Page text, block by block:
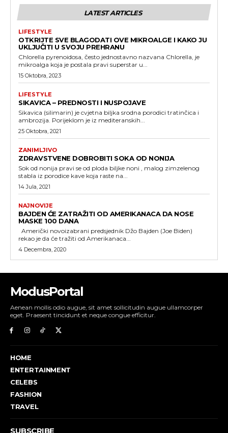
LATEST ARTICLES
LIFESTYLE
OTKRIJTE SVE BLAGODATI OVE MIKROALGE I KAKO JU
UKLJUČITI U SVOJU PREHRANU
Chlorella pyrenoidosa, često jednostavno nazvana Chlorella, je
mikroalga koja je postala pravi superstar u...
15 Oktobra, 2023
LIFESTYLE
SIKAVICA – PREDNOSTI I NUSPOJAVE
Sikavica (silimarin) je cvjetna biljka srodna porodici tratinčica i
ambrozija. Porijeklom je iz mediteranskih...
25 Oktobra, 2021
ZANIMLJIVO
ZDRAVSTVENE DOBROBITI SOKA OD NONIJA
Sok od nonija pravi se od ploda biljke noni , malog zimzelenog
stabla iz porodice kave koja raste na...
14 Jula, 2021
NAJNOVIJE
BAJDEN ĆE ZATRAŽITI OD AMERIKANACA DA NOSE
MASKE 100 DANA
rekao je da će tražiti od Amerikanaca...
4 Decembra, 2020
ModusPortal
Aenean mollis odio augue, sit amet sollicitudin augue ullamcorper
eget. Praesent tincidunt et neque congue efficitur.
HOME
ENTERTAINMENT
CELEBS
FASHION
TRAVEL
SUBSCRIBE